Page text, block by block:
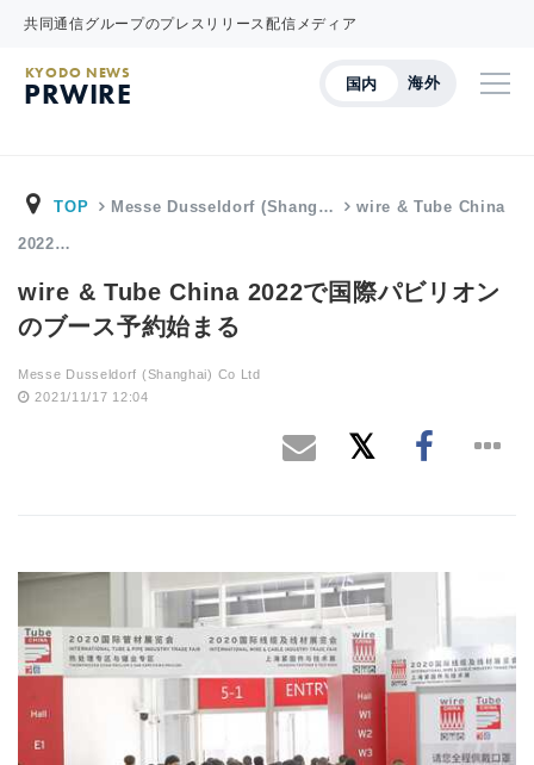
共同通信グループのプレスリリース配信メディア
国内 海外
KYODO NEWS
PRWIRE
TOP Messe Dusseldorf (Shang… wire & Tube China
2022…
wire & Tube China 2022で国際パビリオン
のブース予約始まる
Messe Dusseldorf (Shanghai) Co Ltd
2021/11/17 12:04